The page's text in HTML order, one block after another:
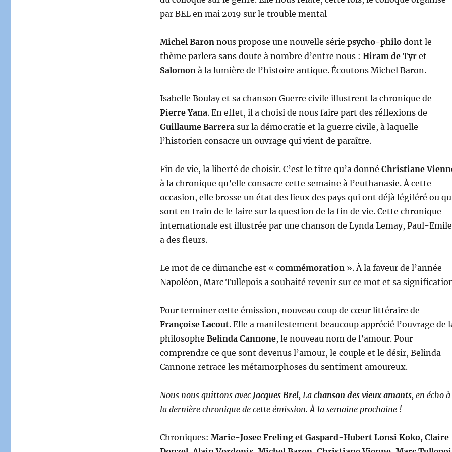
par BEL en mai 2019 sur le trouble mental
Michel Baronnous propose une nouvelle série psycho-philodont le
thème parlera sans doute à nombre d’entre nous : Hiram de Tyret
Salomonà la lumière de l’histoire antique. Écoutons Michel Baron.
Isabelle Boulay et sa chanson Guerre civile illustrent la chronique de
Pierre Yana. En effet, il a choisi de nous faire part des réflexions de
Guillaume Barrerasur la démocratie et la guerre civile, à laquelle
l’historien consacre un ouvrage qui vient de paraître.
Fin de vie, la liberté de choisir. C’est le titre qu’a donné Christiane
à la chronique qu’elle consacre cette semaine à l’euthanasie. À cette
occasion, elle brosse un état des lieux des pays qui ont déjà légiféré ou
sont en train de le faire sur la question de la fin de vie. Cette chronique
internationale est illustrée par une chanson de Lynda Lemay, Paul-Emile
a des fleurs.
Le mot de ce dimanche est « commémoration». À la faveur de l’année
Napoléon, Marc Tullepois a souhaité revenir sur ce mot et sa
Pour terminer cette émission, nouveau coup de cœur littéraire de
Françoise Lacout. Elle a manifestement beaucoup apprécié l’ouvrage de
philosophe Belinda Cannone, le nouveau nom de l’amour. Pour
comprendre ce que sont devenus l’amour, le couple et le désir, Belinda
Cannone retrace les métamorphoses du sentiment amoureux.
Nous nous quittons avec Jacques Brel, La chanson des vieux amants, en écho à
la dernière chronique de cette émission. À la semaine prochaine !
Chroniques: Marie-Josee Frelinget Gaspard-Hubert Lonsi Koko, Claire